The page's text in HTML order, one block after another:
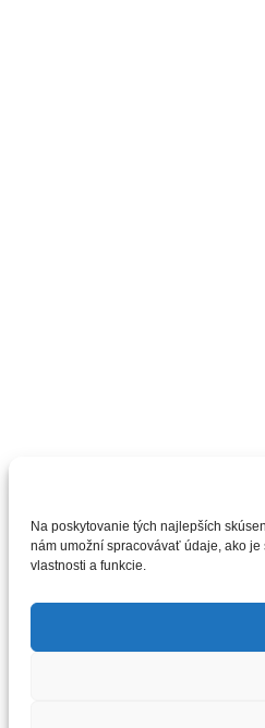
Na poskytovanie tých najlepších
nám umožní spracovávať údaje, ako
vlastnosti a funkcie.